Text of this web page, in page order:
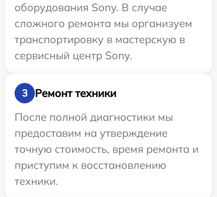
оборудования Sony. В случае
сложного ремонта мы организуем
транспортировку в мастерскую в
сервисный центр Sony.
3
Ремонт техники
После полной диагностики мы
предоставим на утверждение
точную стоимость, время ремонта и
приступим к восстановлению
техники.